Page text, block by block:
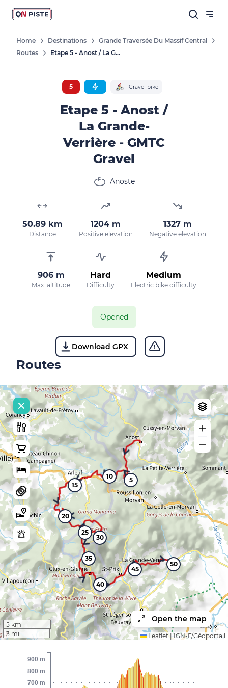
Home Destinations
Grande Traversée Du Massif Central
Routes
Etape 5 - Anost / La Grande-Verrière - GMTC Gravel
5 Gravel bike
Etape 5 - Anost /
La Grande-
Verrière - GMTC
Gravel
Anoste
50.89 km
Distance
1204 m
Positive elevation
1327 m
Negative elevation
906 m
Max. altitude
Hard
Difficulty
Medium
Electric bike difficulty
Opened
Download GPX
Routes
5
10
15
20
25
30
35
40
45
50
5 km
3 mi
Open the map
Leaflet IGN-F/Géoportail
700 m
800 m
900 m